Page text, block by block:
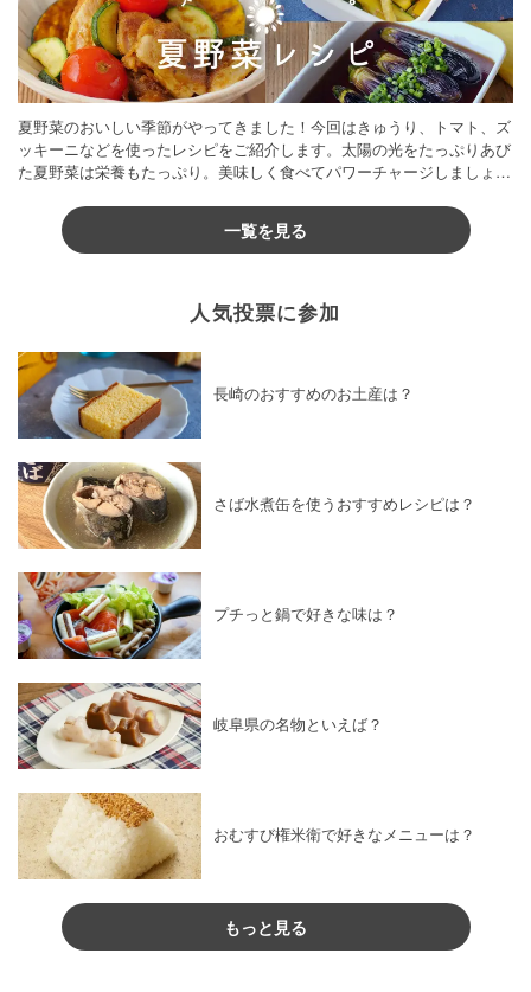
夏野菜のおいしい季節がやってきました！今回はきゅうり、トマト、ズ
ッキーニなどを使ったレシピをご紹介します。太陽の光をたっぷりあび
た夏野菜は栄養もたっぷり。美味しく食べてパワーチャージしましょう
一覧を見る
人気投票に参加
長崎のおすすめのお土産は？
さば水煮缶を使うおすすめレシピは？
プチっと鍋で好きな味は？
岐阜県の名物といえば？
おむすび権米衛で好きなメニューは？
もっと見る